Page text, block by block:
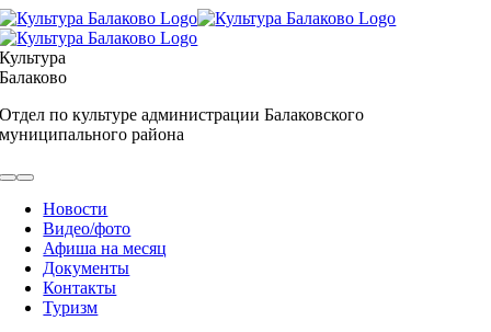
Skip
to
content
Культура
Балаково
Отдел по культуре администрации Балаковского
муниципального района
Toggle
NavigationНовости
Видео/фото
Афиша на месяц
Документы
Контакты
Туризм